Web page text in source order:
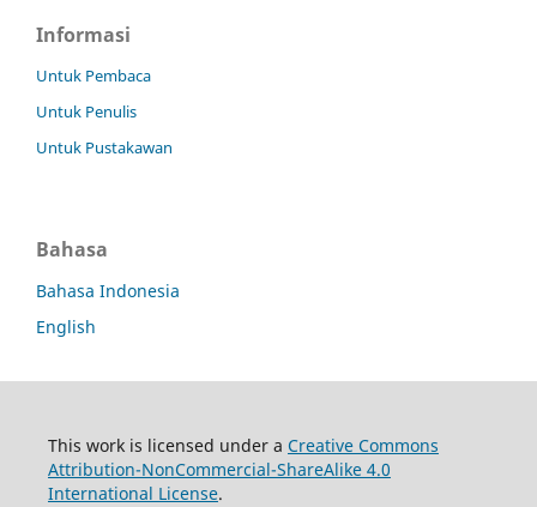
Informasi
Untuk Pembaca
Untuk Penulis
Untuk Pustakawan
Bahasa
Bahasa Indonesia
English
This work is licensed under a Creative Commons
Attribution-NonCommercial-ShareAlike 4.0
International License.